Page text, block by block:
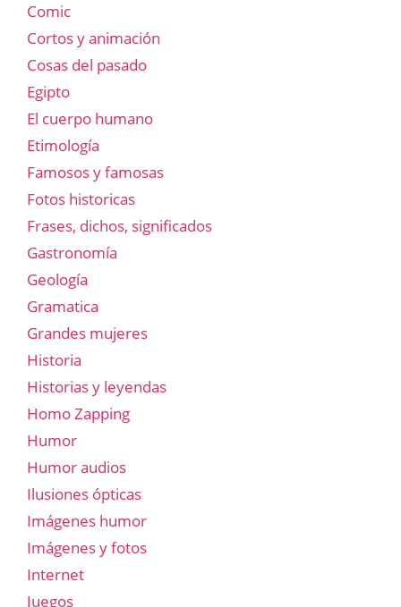
Comic
Cortos y animación
Cosas del pasado
Egipto
El cuerpo humano
Etimología
Famosos y famosas
Fotos historicas
Frases, dichos, significados
Gastronomía
Geología
Gramatica
Grandes mujeres
Historia
Historias y leyendas
Homo Zapping
Humor
Humor audios
Ilusiones ópticas
Imágenes humor
Imágenes y fotos
Internet
Juegos